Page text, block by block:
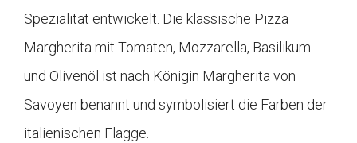
Spezialität entwickelt. Die klassische Pizza
Margherita mit Tomaten, Mozzarella, Basilikum
und Olivenöl ist nach Königin Margherita von
Savoyen benannt und symbolisiert die Farben der
italienischen Flagge.